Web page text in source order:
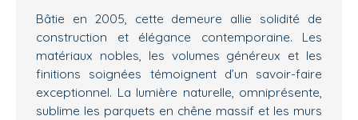
Bâtie en 2005, cette demeure allie solidité de
construction et élégance contemporaine. Les
matériaux nobles, les volumes généreux et les
finitions soignées témoignent d’un savoir-faire
exceptionnel. La lumière naturelle, omniprésente,
sublime les parquets en chêne massif et les murs